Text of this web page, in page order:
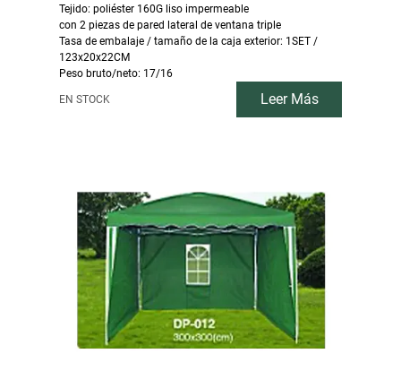
Tejido: poliéster 160G liso impermeable
con 2 piezas de pared lateral de ventana triple
Tasa de embalaje / tamaño de la caja exterior: 1SET /
123x20x22CM
Peso bruto/neto: 17/16
EN STOCK Leer Más